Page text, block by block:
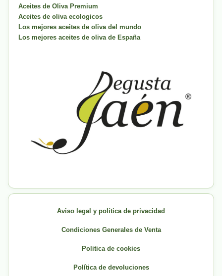
Aceites de Oliva Premium
Aceites de oliva ecologicos
Los mejores aceites de oliva del mundo
Los mejores aceites de oliva de España
Aviso legal y política de privacidad
Condiciones Generales de Venta
Politica de cookies
Política de devoluciones